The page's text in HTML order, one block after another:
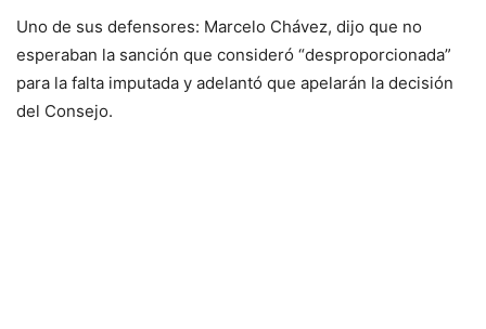
Uno de sus defensores: Marcelo Chávez, dijo que no
esperaban la sanción que consideró “desproporcionada”
para la falta imputada y adelantó que apelarán la decisión
del Consejo.